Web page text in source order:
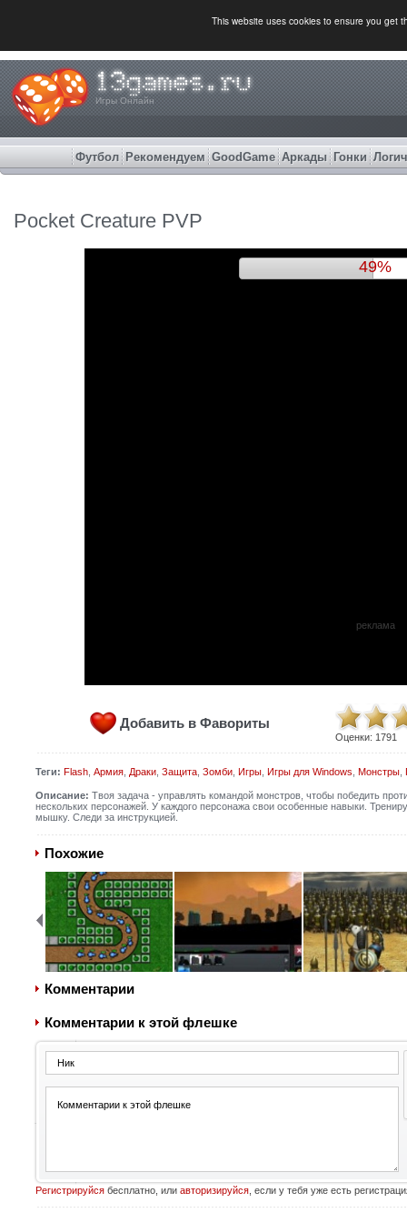
This website uses cookies to ensure you get
Игры Онлайн
Футбол Рекомендуем GoodGame Аркады Гонки
Pocket Creature PVP
52%
реклама
Добавить в Фавориты
Оценки: 1791
Теги: Flash, Армия, Драки, Защита, Зомби, Игры, Игры для Windows Монстры,
Описание: Твоя задача - управлять командой монстров, чтобы победить
нескольких персонажей. У каждого персонажа свои особенные навыки.
мышку. Следи за инструкцией.
Похожие
Комментарии
Комментарии к этой флешке
Регистрируйсябесплатно, или авторизируйся, если у тебя уже есть